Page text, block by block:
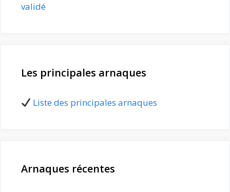
validé
Les principales arnaques
Liste des principales arnaques
Arnaques récentes